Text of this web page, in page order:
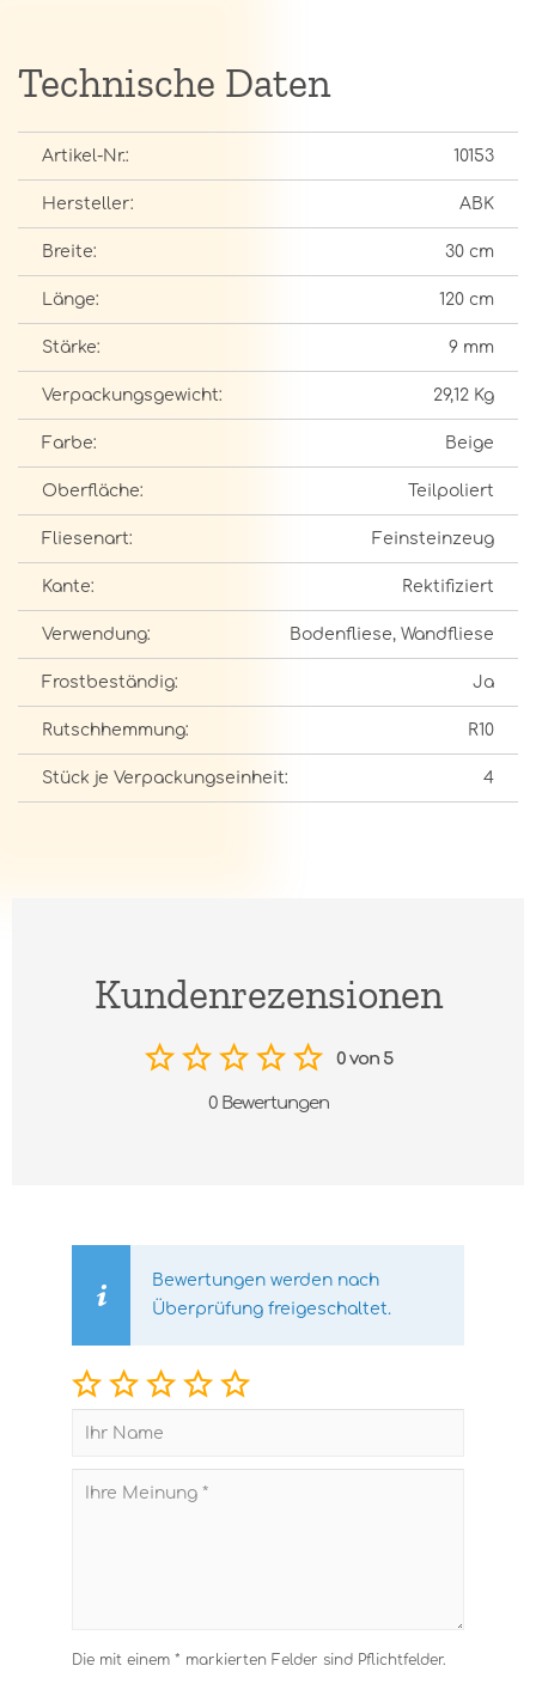
Technische Daten
Artikel-Nr.: 10153
Hersteller: ABK
Breite: 30 cm
Länge: 120 cm
Stärke: 9 mm
Verpackungsgewicht: 29,12 Kg
Farbe: Beige
Oberfläche: Teilpoliert
Fliesenart: Feinsteinzeug
Kante: Rektifiziert
Verwendung: Bodenfliese, Wandfliese
Frostbeständig: Ja
Rutschhemmung: R10
Stück je Verpackungseinheit: 4
Kundenrezensionen
0 von 5
0 Bewertungen
Bewertungen werden nach
Überprüfung freigeschaltet.
Die mit einem * markierten Felder sind Pflichtfelder.